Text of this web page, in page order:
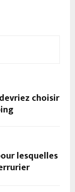
choisir
lesquelles